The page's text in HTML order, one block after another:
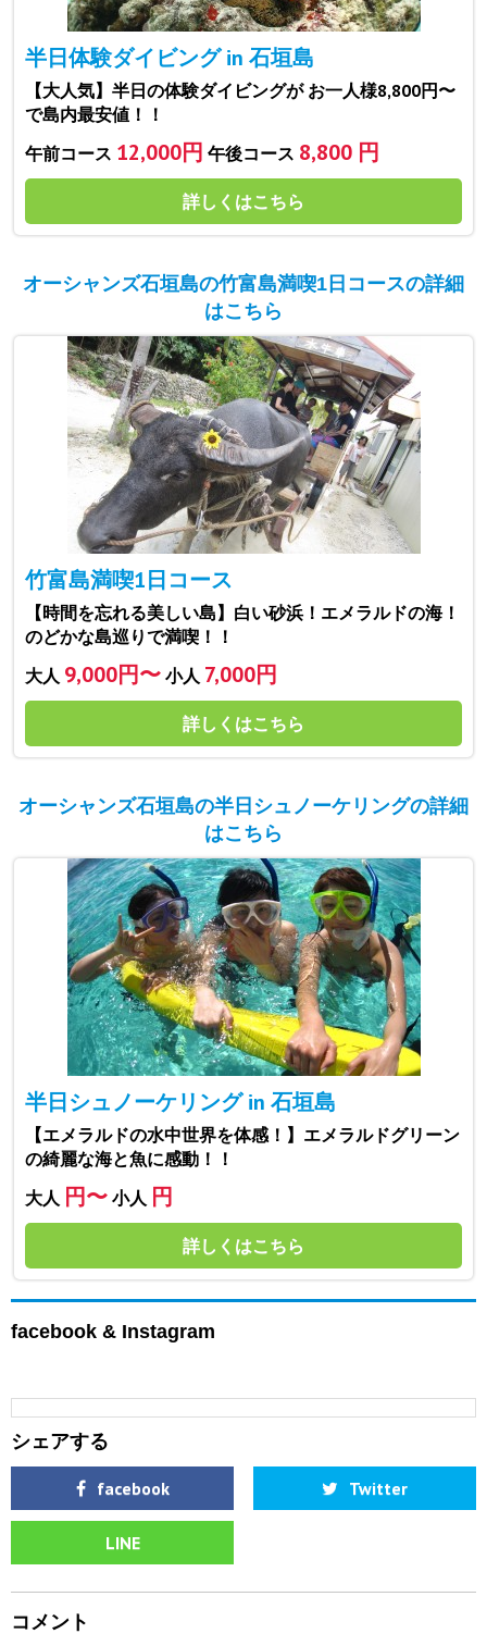
半日体験ダイビング in 石垣島
【大人気】半日の体験ダイビングが お一人様8,800円〜
で島内最安値！！
午前コース 12,000円 午後コース 8,800 円
詳しくはこちら
オーシャンズ石垣島の竹富島満喫1日コースの詳細
はこちら
竹富島満喫1日コース
【時間を忘れる美しい島】白い砂浜！エメラルドの海！
のどかな島巡りで満喫！！
大人 9,000円〜 小人 7,000円
詳しくはこちら
オーシャンズ石垣島の半日シュノーケリングの詳細
はこちら
半日シュノーケリング in 石垣島
【エメラルドの水中世界を体感！】エメラルドグリーン
の綺麗な海と魚に感動！！
大人 円〜 小人 円
詳しくはこちら
facebook & Instagram
シェアする
facebook Twitter
LINE
コメント